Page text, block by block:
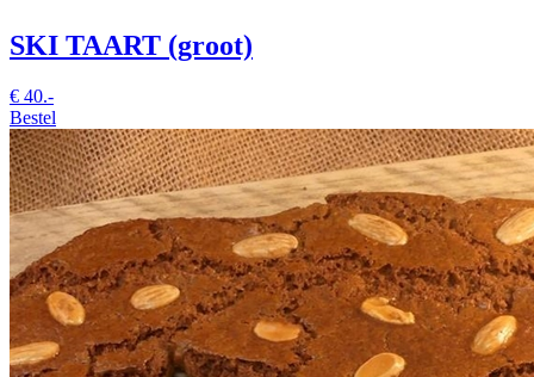
SKI TAART (groot)
€ 40.-
Bestel